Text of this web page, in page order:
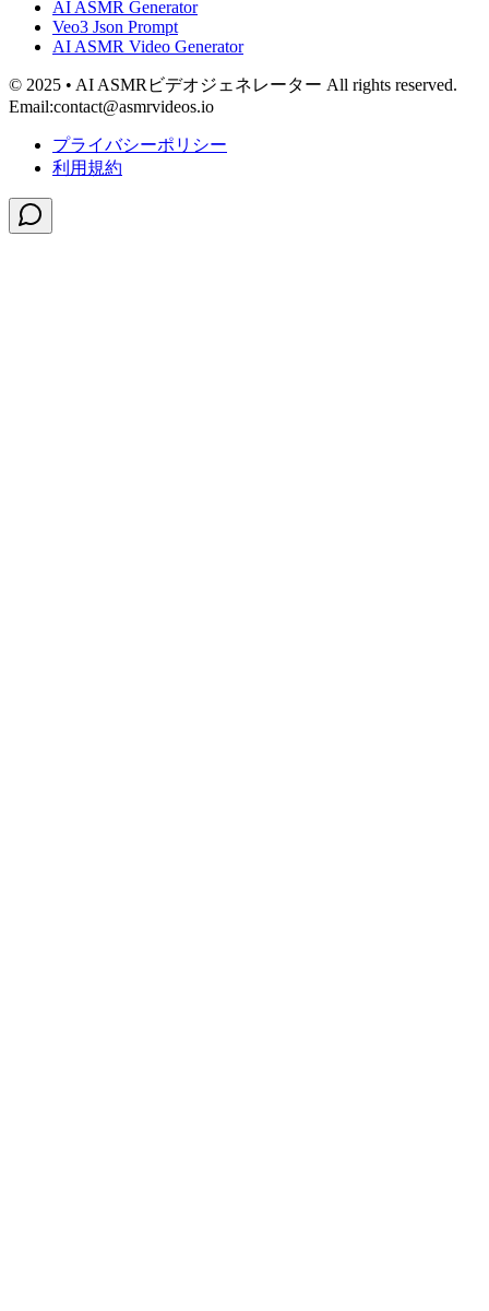
AI ASMR Generator
Veo3 Json Prompt
AI ASMR Video Generator
© 2025 • AI ASMRビデオジェネレーター All rights reserved.
Email:contact@asmrvideos.io
プライバシーポリシー
利用規約